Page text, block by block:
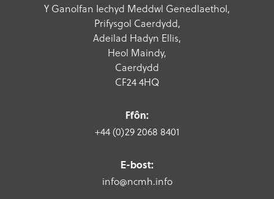
Y Ganolfan Iechyd Meddwl Genedlaethol,
Prifysgol Caerdydd,
Adeilad Hadyn Ellis,
Heol Maindy,
Caerdydd
CF24 4HQ
Ffôn:
+44 (0)29 2068 8401
E-bost:
info@ncmh.info